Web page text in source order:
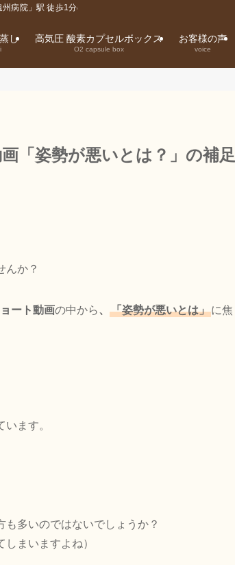
病院」駅 徒歩1分の整体院
し 高気圧 酸素カプセルボックス
O2 capsule box
お客様の声
voice
「姿勢が悪いとは？」の補足
んか？
ート動画の中から、 「姿勢が悪いとは」に焦
ます。
多いのではないでしょうか？
まいますよね）